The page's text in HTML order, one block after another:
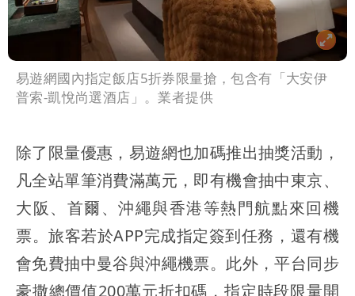
易遊網國內指定飯店5折券限量搶，包含有「大安伊
普索-凱悅尚選酒店」。業者提供
除了限量優惠，易遊網也加碼推出抽獎活動，
凡全站單筆消費滿萬元，即有機會抽中東京、
大阪、首爾、沖繩與香港等熱門航點來回機
票。旅客若於APP完成指定簽到任務，還有機
會免費抽中曼谷與沖繩機票。此外，平台同步
豪撒總價值200萬元折扣碼，指定時段限量開